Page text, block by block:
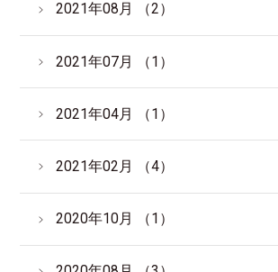
2021年08月 （2）
2021年07月 （1）
2021年04月 （1）
2021年02月 （4）
2020年10月 （1）